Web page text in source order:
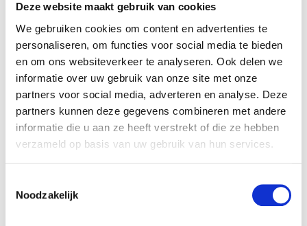
Deze website maakt gebruik van cookies
We gebruiken cookies om content en advertenties te
personaliseren, om functies voor social media te bieden
en om ons websiteverkeer te analyseren. Ook delen we
informatie over uw gebruik van onze site met onze
partners voor social media, adverteren en analyse. Deze
partners kunnen deze gegevens combineren met andere
informatie die u aan ze heeft verstrekt of die ze hebben
verzameld op basis van uw gebruik van hun services.
Noodzakelijk
KIM KÖTTER DEELT PRACHTIGE
GEZINSFOTO MET HAAR
MANNEN
JOSJE HUISMAN SHOWT
BABYBUIK OP IBIZA